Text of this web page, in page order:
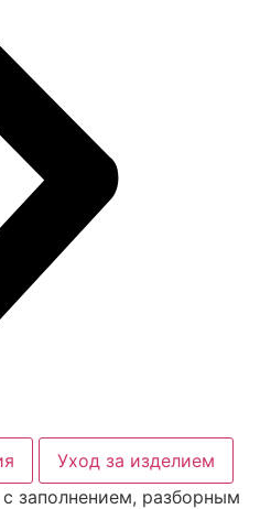
Уход за изделием
заполнением, разборным